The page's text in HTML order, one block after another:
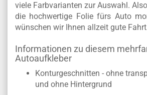
viele Farbvarianten zur Auswahl.
die hochwertige Folie fürs Auto
wünschen wir Ihnen allzeit gute
Informationen zu diesem
Autoaufkleber
Konturgeschnitten - ohne
und ohne Hintergrund